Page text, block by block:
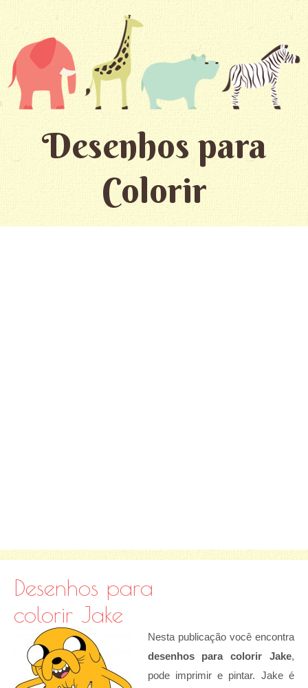
Desenhos para
Colorir
Desenhos para
colorir Jake
Nesta publicação você encontra
desenhos para colorir Jake,
pode imprimir e pintar. Jake é